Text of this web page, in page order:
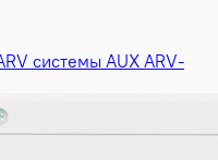
системы AUX ARV-